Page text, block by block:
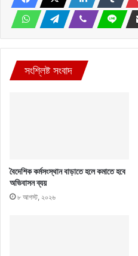
সংশ্লিষ্ট সংবাদ
বৈদেশিক কর্মসংস্থান বাড়াতে হলে কমাতে হবে
অভিবাসন ব্যয়
৮ আগস্ট, ২০২৬